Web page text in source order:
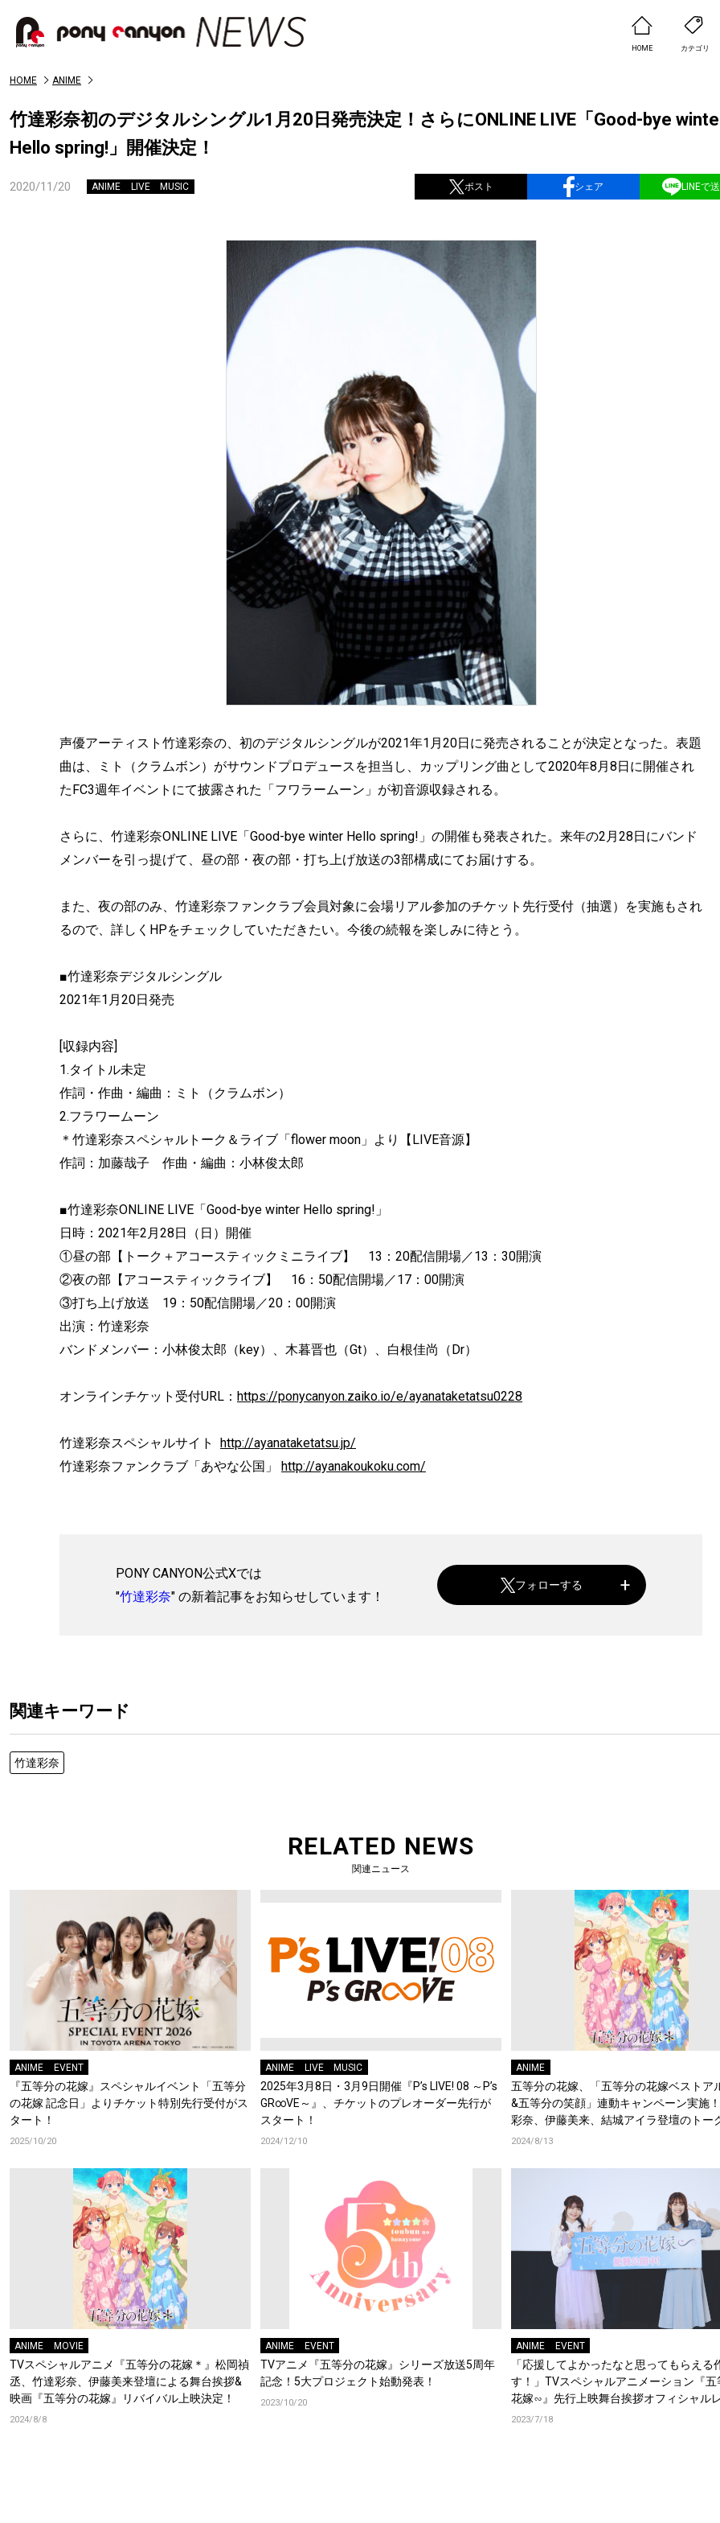
HOME カテゴリ
HOME ANIME
竹達彩奈初のデジタルシングル1月20日発売決定！さらにONLINE LIVE「Good-bye
Hello spring!」開催決定！
2020/11/20 ANIME LIVE MUSIC ポスト シェア LINEで
声優アーティスト竹達彩奈の、初のデジタルシングルが2021年1月20日に発売されることが決定となった。表題
曲は、ミト（クラムボン）がサウンドプロデュースを担当し、カップリング曲として2020年8月8日に開催され
たFC3週年イベントにて披露された「フワラームーン」が初音源収録される。
さらに、竹達彩奈ONLINE LIVE「Good-bye winter Hello spring!」の開催も発表された。来年の2月28日にバンド
メンバーを引っ提げて、昼の部・夜の部・打ち上げ放送の3部構成にてお届けする。
また、夜の部のみ、竹達彩奈ファンクラブ会員対象に会場リアル参加のチケット先行受付（抽選）を実施もされ
るので、詳しくHPをチェックしていただきたい。今後の続報を楽しみに待とう。
■竹達彩奈デジタルシングル
2021年1月20日発売
[収録内容]
1.タイトル未定
作詞・作曲・編曲：ミト（クラムボン）
2.フラワームーン
＊竹達彩奈スペシャルトーク＆ライブ「flower moon」より【LIVE音源】
作詞：加藤哉子 作曲・編曲：小林俊太郎
■竹達彩奈ONLINE LIVE「Good-bye winter Hello spring!」
日時：2021年2月28日（日）開催
①昼の部【トーク＋アコースティックミニライブ】 13：20配信開場／13：30開演
②夜の部【アコースティックライブ】 16：50配信開場／17：00開演
③打ち上げ放送 19：50配信開場／20：00開演
出演：竹達彩奈
バンドメンバー：小林俊太郎（key）、木暮晋也（Gt）、白根佳尚（Dr）
オンラインチケット受付URL： https://ponycanyon.zaiko.io/e/ayanataketatsu0228
竹達彩奈スペシャルサイト http://ayanataketatsu.jp/
竹達彩奈ファンクラブ「あやな公国」 http://ayanakoukoku.com/
PONY CANYON公式Xでは
"竹達彩奈" の新着記事をお知らせしています！
フォローする
関連キーワード
竹達彩奈
RELATED NEWS
関連ニュース
ANIME EVENT
『五等分の花嫁』スペシャルイベント「五等分
の花嫁 記念日」よりチケット特別先行受付がス
タート！
2025/10/20
ANIME LIVE MUSIC
2025年3月8日・3月9日開催『P’s LIVE! 08 ～P’s
GR∞VE～』、チケットのプレオーダー先行が
スタート！
2024/12/10
ANIME
五等分の花嫁、「五等分の花嫁ベストア
&五等分の笑顔」連動キャンペーン実施
彩奈、伊藤美来、結城アイラ登壇のトー
ントへのご招待や豪華景品ゲットのチャ
2024/8/13
ANIME MOVIE
TVスペシャルアニメ『五等分の花嫁＊』松岡禎
丞、竹達彩奈、伊藤美来登壇による舞台挨拶&
映画『五等分の花嫁』リバイバル上映決定！
2024/8/8
ANIME EVENT
TVアニメ『五等分の花嫁』シリーズ放送5周年
記念！5大プロジェクト始動発表！
2023/10/20
ANIME EVENT
「応援してよかったなと思ってもらえる
す！」TVスペシャルアニメーション『五
花嫁∽』先行上映舞台挨拶オフィシャル
ト！
2023/7/18